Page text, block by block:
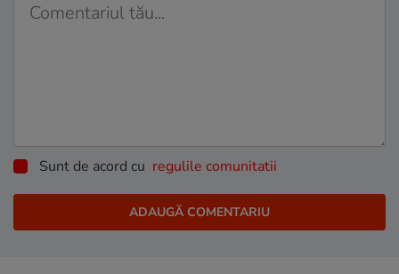
Sunt de acord cu regulile comunitatii